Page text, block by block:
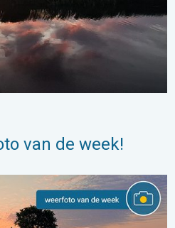
van de week!
uploader. . . zaterdag